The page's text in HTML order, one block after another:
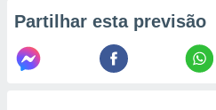
Partilhar esta previsão